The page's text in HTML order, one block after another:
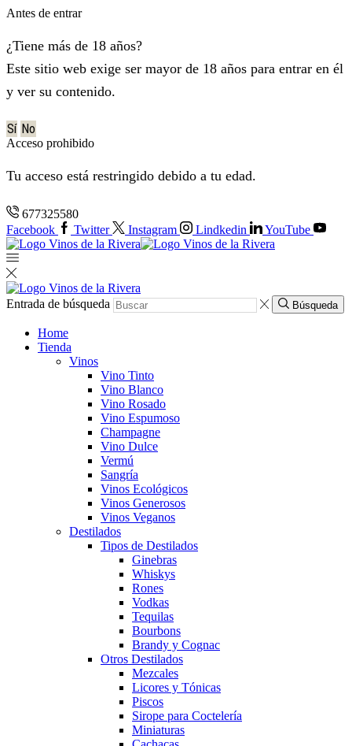
Antes de entrar
¿Tiene más de 18 años?
Este sitio web exige ser mayor de 18 años para entrar en él
y ver su contenido.
Sí No
Acceso prohibido
Tu acceso está restringido debido a tu edad.
677325580
Facebook
Twitter Instagram Lindkedin YouTube
Entrada de búsqueda Búsqueda
Home
Tienda
Vinos
Vino Tinto
Vino Blanco
Vino Rosado
Vino Espumoso
Champagne
Vino Dulce
Vermú
Sangría
Vinos Ecológicos
Vinos Generosos
Vinos Veganos
Destilados
Tipos de Destilados
Ginebras
Whiskys
Rones
Vodkas
Tequilas
Bourbons
Brandy y Cognac
Otros Destilados
Mezcales
Licores y Tónicas
Piscos
Sirope para Coctelería
Miniaturas